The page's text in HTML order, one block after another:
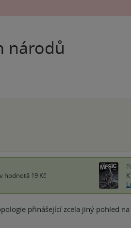
národů
v hodnotě 19 Kč
přinášející zcela jiný pohled